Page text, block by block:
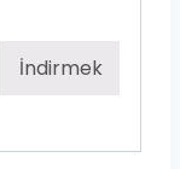
İndirmek